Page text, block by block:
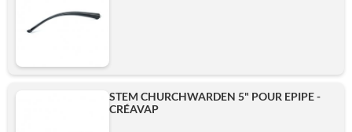
STEM CHURCHWARDEN 5" POUR EPIPE -
CRÉAVAP